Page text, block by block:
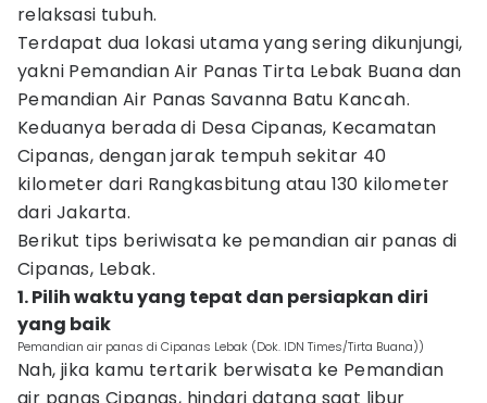
relaksasi tubuh.
Terdapat dua lokasi utama yang sering dikunjungi,
yakni Pemandian Air Panas Tirta Lebak Buana dan
Pemandian Air Panas Savanna Batu Kancah.
Keduanya berada di Desa Cipanas, Kecamatan
Cipanas, dengan jarak tempuh sekitar 40
kilometer dari Rangkasbitung atau 130 kilometer
dari Jakarta.
Berikut tips beriwisata ke pemandian air panas di
Cipanas, Lebak.
1. Pilih waktu yang tepat dan persiapkan diri
yang baik
Pemandian air panas di Cipanas Lebak (Dok. IDN Times/Tirta Buana))
Nah, jika kamu tertarik berwisata ke Pemandian